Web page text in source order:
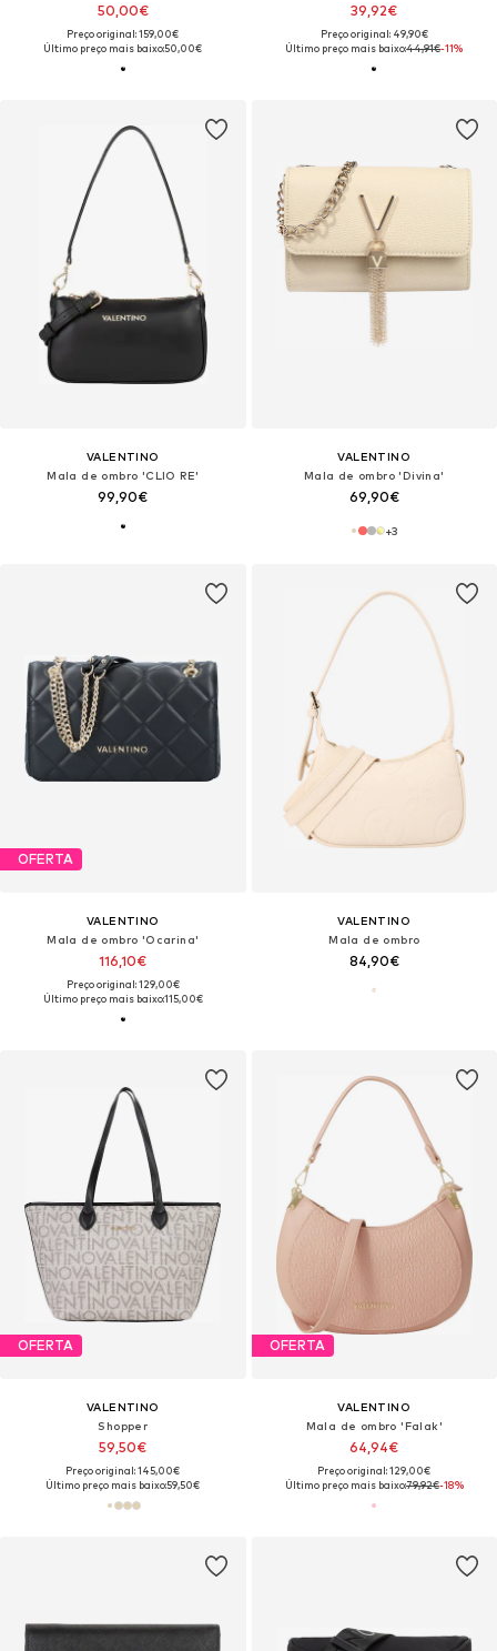
50,00€
Preço original: 159,00€
Último preço mais baixo:50,00€
39,92€
Preço original: 49,90€
Último preço mais baixo:44,91€-11%
VALENTINO
Mala de ombro 'CLIO RE'
99,90€
VALENTINO
Mala de ombro 'Divina'
69,90€
+3
OFERTA
VALENTINO
Mala de ombro 'Ocarina'
116,10€
Preço original: 129,00€
Último preço mais baixo:115,00€
VALENTINO
Mala de ombro
84,90€
OFERTA
VALENTINO
Shopper
59,50€
Preço original: 145,00€
Último preço mais baixo:59,50€
OFERTA
VALENTINO
Mala de ombro 'Falak'
64,94€
Preço original: 129,00€
Último preço mais baixo:79,92€-18%